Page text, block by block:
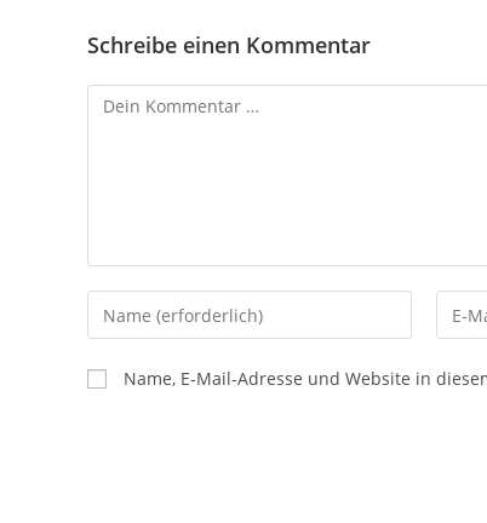
Schreibe einen Kommentar
Kommentar
Gib
deinen
Namen
oder
Gib
deine
Name, E-Mail-Adresse und Website in